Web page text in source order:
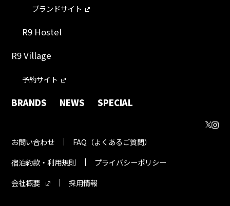
ブランドサイト
R9 Hostel
R9 Village
予約サイト
BRANDS NEWS SPECIAL
お問い合わせ
FAQ（よくあるご質問）
宿泊約款・利用規則
プライバシーポリシー
会社概要
採用情報